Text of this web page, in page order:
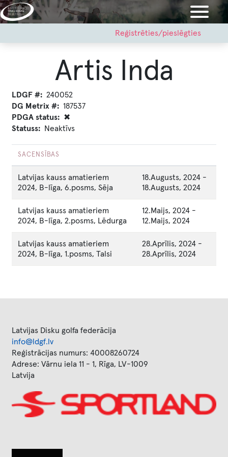
Pārlekt
uz
menu
Reģistrēties/pieslēgties
Artis Inda
LDGF #
240052
DG Metrix #
187537
PDGA status
✖
Statuss
Neaktīvs
SACENSĪBAS
Latvijas kauss amatieriem
2024, B-līga, 6.posms, Sēja
18.Augusts, 2024 -
18.Augusts, 2024
Latvijas kauss amatieriem
2024, B-līga, 2.posms, Lēdurga
12.Maijs, 2024 -
12.Maijs, 2024
Latvijas kauss amatieriem
2024, B-līga, 1.posms, Talsi
28.Aprīlis, 2024 -
28.Aprīlis, 2024
Latvijas Disku golfa federācija
info@ldgf.lv
Reģistrācijas numurs: 40008260724
Adrese: Vārnu iela 11 - 1, Rīga, LV-1009
Latvija
Image